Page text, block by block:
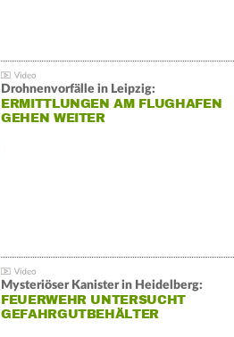
Drohnenvorfälle in Leipzig:
ERMITTLUNGEN AM FLUGHAFEN
GEHEN WEITER
Mysteriöser Kanister in Heidelberg:
FEUERWEHR UNTERSUCHT
GEFAHRGUTBEHÄLTER